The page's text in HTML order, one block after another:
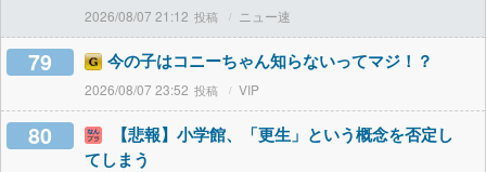
2026/08/07 21:12 ニュー速
79 今の子はコニーちゃん知らないってマジ！？
2026/08/07 23:52 VIP
80
【悲報】小学館、「更生」という概念を否定し
てしまう